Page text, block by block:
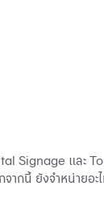
Signage และ
นี้ ยังจำหน่ายอะไ